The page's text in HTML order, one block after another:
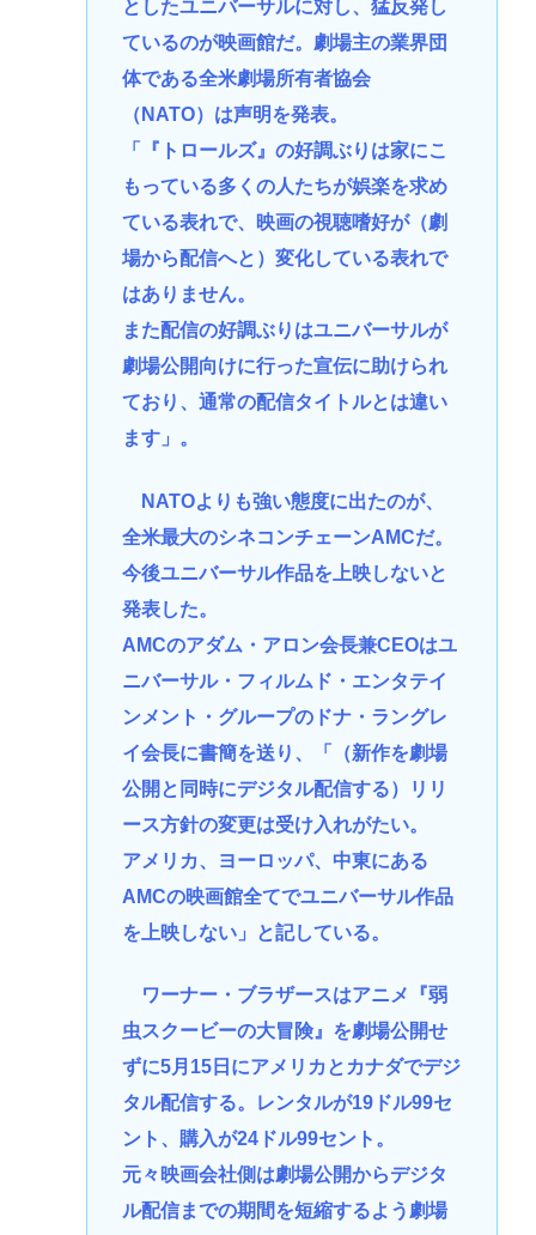
としたユニバーサルに対し、猛反発し
ているのが映画館だ。劇場主の業界団
体である全米劇場所有者協会
（NATO）は声明を発表。
「『トロールズ』の好調ぶりは家にこ
もっている多くの人たちが娯楽を求め
ている表れで、映画の視聴嗜好が（劇
場から配信へと）変化している表れで
はありません。
また配信の好調ぶりはユニバーサルが
劇場公開向けに行った宣伝に助けられ
ており、通常の配信タイトルとは違い
ます」。
NATOよりも強い態度に出たのが、
全米最大のシネコンチェーンAMCだ。
今後ユニバーサル作品を上映しないと
発表した。
AMCのアダム・アロン会長兼CEOはユ
ニバーサル・フィルムド・エンタテイ
ンメント・グループのドナ・ラングレ
イ会長に書簡を送り、「（新作を劇場
公開と同時にデジタル配信する）リリ
ース方針の変更は受け入れがたい。
アメリカ、ヨーロッパ、中東にある
AMCの映画館全てでユニバーサル作品
を上映しない」と記している。
ワーナー・ブラザースはアニメ『弱
虫スクービーの大冒険』を劇場公開せ
ずに5月15日にアメリカとカナダでデジ
タル配信する。レンタルが19ドル99セ
ント、購入が24ドル99セント。
元々映画会社側は劇場公開からデジタ
ル配信までの期間を短縮するよう劇場